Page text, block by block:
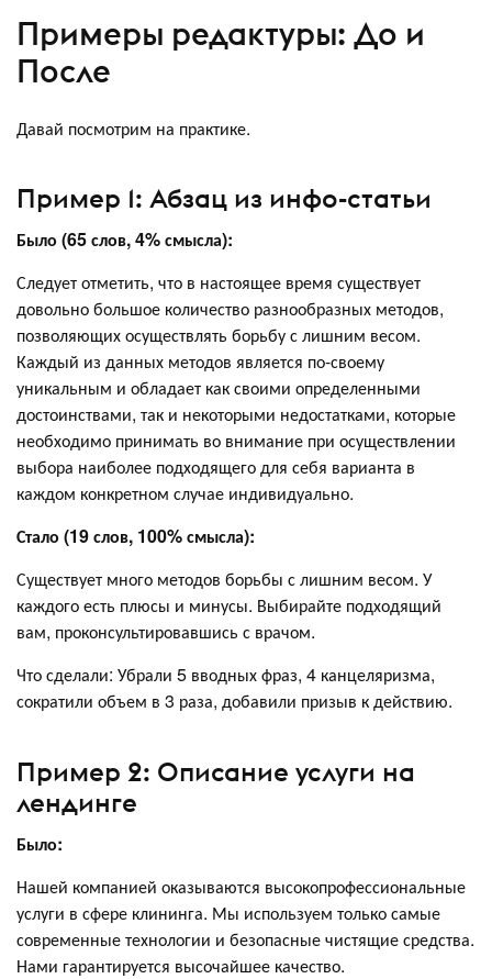
Примеры редактуры: До и
После
Давай посмотрим на практике.
Пример 1: Абзац из инфо-статьи
Было (65 слов, 4% смысла):
Следует отметить, что в настоящее время существует
довольно большое количество разнообразных методов,
позволяющих осуществлять борьбу с лишним весом.
Каждый из данных методов является по-своему
уникальным и обладает как своими определенными
достоинствами, так и некоторыми недостатками, которые
необходимо принимать во внимание при осуществлении
выбора наиболее подходящего для себя варианта в
каждом конкретном случае индивидуально.
Стало (19 слов, 100% смысла):
Существует много методов борьбы с лишним весом. У
каждого есть плюсы и минусы. Выбирайте подходящий
вам, проконсультировавшись с врачом.
Что сделали: Убрали 5 вводных фраз, 4 канцеляризма,
сократили объем в 3 раза, добавили призыв к действию.
Пример 2: Описание услуги на
лендинге
Было:
Нашей компанией оказываются высокопрофессиональные
услуги в сфере клининга. Мы используем только самые
современные технологии и безопасные чистящие средства.
Нами гарантируется высочайшее качество.